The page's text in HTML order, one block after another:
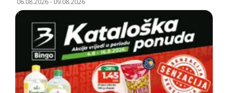
06.08.2026- 09.08.2026